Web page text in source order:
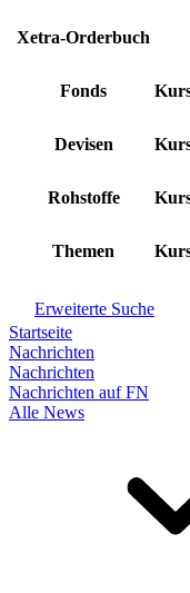
Xetra-Orderbuch
Fonds
Devisen
Rohstoffe
Themen
Erweiterte Suche
Startseite
Nachrichten
Nachrichten
Nachrichten auf FN
Alle News